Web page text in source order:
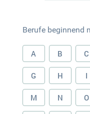
Berufe beginnend
A B C
G H I
M N O